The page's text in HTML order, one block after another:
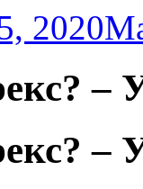
2020
–
–